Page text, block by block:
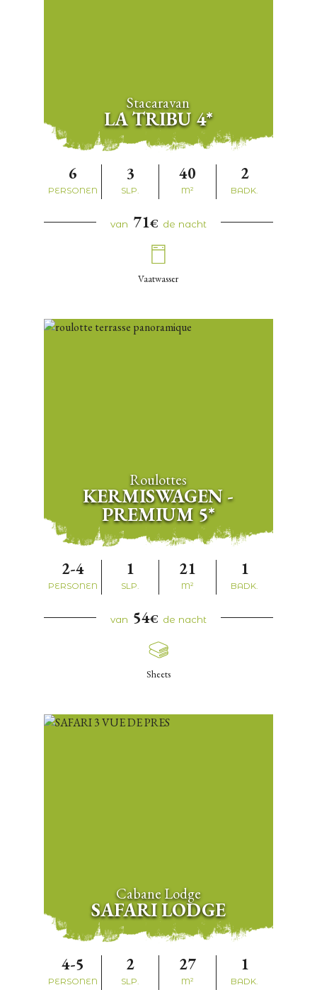
Stacaravan
LA TRIBU 4*
6
PERSONEN
3
SLP.
40
M²
2
BADK.
van 71€ de nacht
Vaatwasser
Roulottes
KERMISWAGEN -
PREMIUM 5*
2-4
PERSONEN
1
SLP.
21
M²
1
BADK.
van 54€ de nacht
Sheets
Cabane Lodge
SAFARI LODGE
4-5
PERSONEN
2
SLP.
27
M²
1
BADK.